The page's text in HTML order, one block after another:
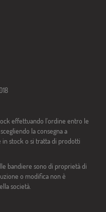
effettuando l'ordine entro le
la consegna a
stock o si tratta di prodotti
bandiere sono di proprietà di
o modifica non è
società.